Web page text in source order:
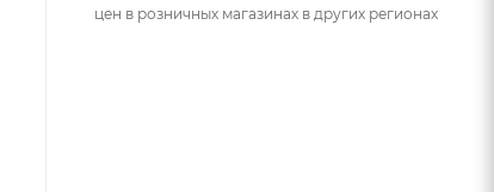
цен в розничных магазинах в других регионах